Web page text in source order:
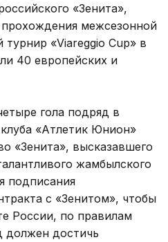
«Зенита»,
межсезонной
«Viareggio Cup» в
40 европейских и
гола подряд в
«Атлетик Юнион»
«Зенита», высказавшего
жамбылского
подписания
с «Зенитом», чтобы
России, по правилам
должен достичь